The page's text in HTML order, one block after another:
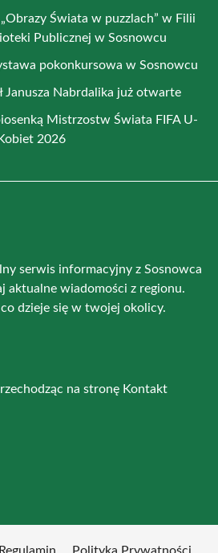
Świata w puzzlach” w Filii
Publicznej w Sosnowcu
pokonkursowa w Sosnowcu
Janusza Nabrdalika już otwarte
Mistrzostw Świata FIFA U-
2026
serwis informacyjny z Sosnowca
aktualne wiadomości z regionu.
dzieje się w twojej okolicy.
na stronę Kontakt
Regulamin Polityka Prywatności